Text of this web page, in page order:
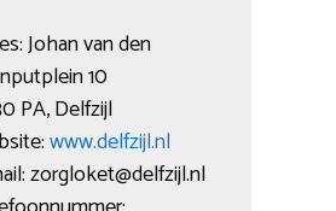
Johan van den
10
PA, Delfzijl
www.delfzijl.nl
zorgloket@delfzijl.nl